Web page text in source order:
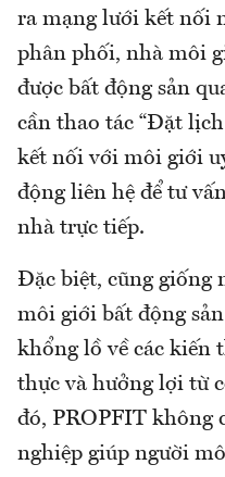
ra mạng lưới kết nối
phân phối, nhà môi
được bất động sản
cần thao tác “Đặt lịch
kết nối với môi giới
động liên hệ để tư
nhà trực tiếp.
Đặc biệt, cũng giống
môi giới bất động
khổng lồ về các kiến
thực và hưởng lợi từ
đó, PROPFIT không
nghiệp giúp người